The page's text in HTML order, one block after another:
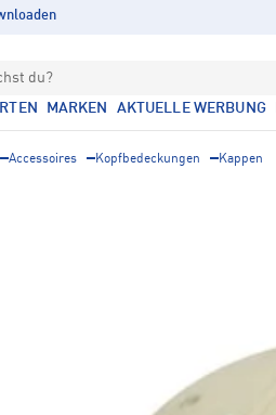
du?
MARKEN AKTUELLE WERBUNG
Accessoires Kopfbedeckungen Kappen